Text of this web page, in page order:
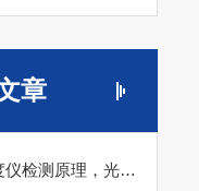
章
多角度光泽度仪检测原理，光学投射反射原理材料表面光泽度数值分析解析